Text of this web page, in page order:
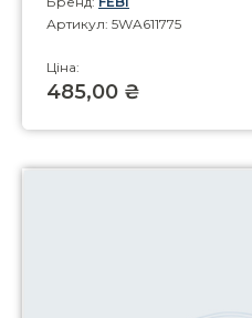
Артикул: 5WA611775
Ціна:
485,00 ₴